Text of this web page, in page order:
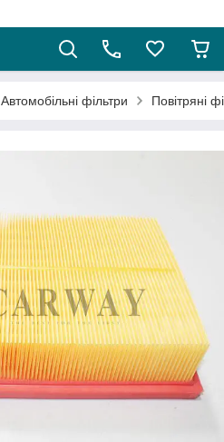
Автомобільні фільтри Повітряні